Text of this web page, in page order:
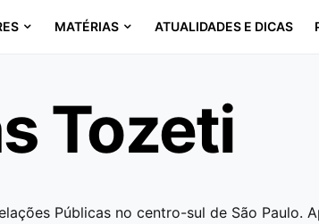
MATÉRIAS ATUALIDADES E DICAS
Tozeti
Públicas no centro-sul de São